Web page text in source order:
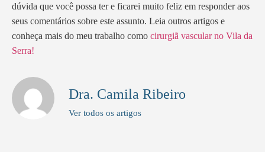
dúvida que você possa ter e ficarei muito feliz em responder aos
seus comentários sobre este assunto. Leia outros artigos e
conheça mais do meu trabalho como cirurgiã vascular no Vila da
Serra!
Dra. Camila Ribeiro
Ver todos os artigos